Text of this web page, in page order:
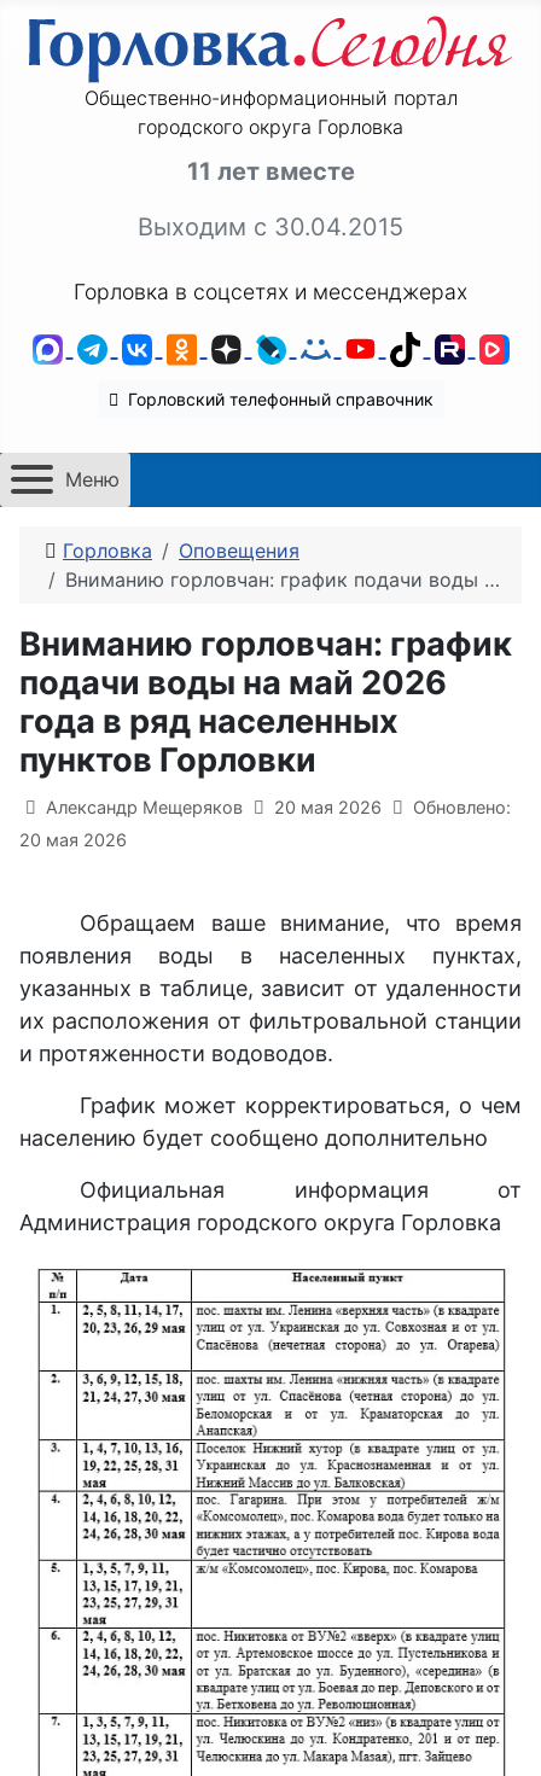
Общественно-информационный портал
городского округа Горловка
11 лет вместе
Выходим с 30.04.2015
Горловка в соцсетях и мессенджерах
MAXTelegram
ВКонтакте
Одноклассники
ДзенLiveJournal
Мой Мир
YouTube
TikTok
Горловский телефонный справочник
Меню
Горловка
Оповещения
Вниманию горловчан: график подачи воды на май 2026 года в ряд населенных пунктов Горловки
Вниманию горловчан: график
подачи воды на май 2026
года в ряд населенных
пунктов Горловки
Информация о материале
Александр Мещеряков 20 мая 2026
Обновлено:
20 мая 2026
Обращаем ваше внимание, что время
появления воды в населенных пунктах,
указанных в таблице, зависит от удаленности
их расположения от фильтровальной станции
и протяженности водоводов.
График может корректироваться, о чем
населению будет сообщено дополнительно
Официальная информация от
Администрация городского округа Горловка